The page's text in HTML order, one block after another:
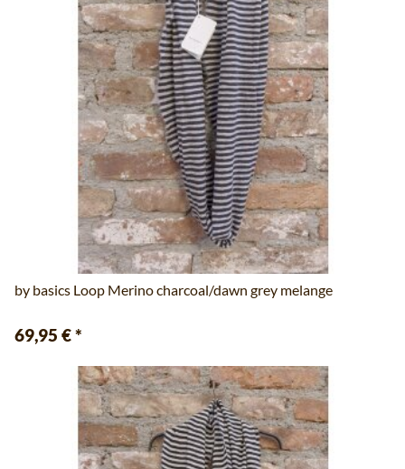
by basics Loop Merino charcoal/dawn grey melange
69,95 €*